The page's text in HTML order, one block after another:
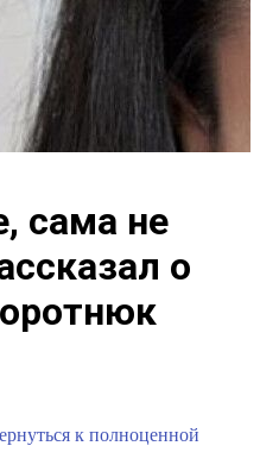
сама не
о
к полноценной